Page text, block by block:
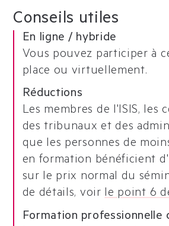
Conseils utiles
En ligne / hybride
Vous pouvez participer à
place ou virtuellement.
Réductions
Les membres de l'ISIS, les
des tribunaux et des
que les personnes de
en formation bénéficient
sur le prix normal du
de détails, voir le point 6
Formation professionnelle